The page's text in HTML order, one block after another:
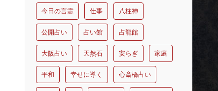
今日の言霊 仕事 八柱神
公開占い 占い館 占龍館
大阪占い 天然石 安らぎ 家庭
平和 幸せに導く 心斎橋占い